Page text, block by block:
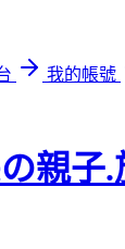
我的帳號
親子